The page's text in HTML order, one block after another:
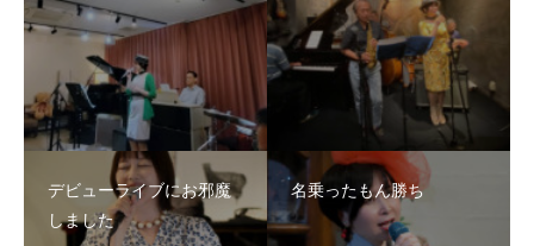
デビューライブにお邪魔
しました
名乗ったもん勝ち